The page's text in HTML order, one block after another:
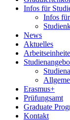
Infos für
Infos
News
Aktuelles
Erasmus+
Prüfungsamt
Graduate
Kontakt